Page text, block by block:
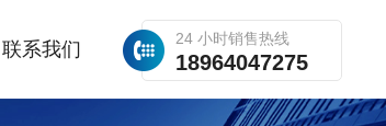
24 小时销售热线
18964047275
联系我们